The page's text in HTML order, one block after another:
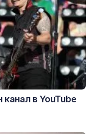
в YouTube